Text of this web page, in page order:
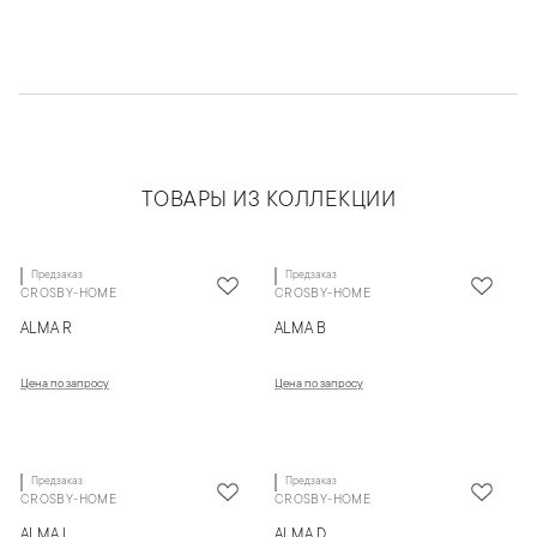
ТОВАРЫ ИЗ КОЛЛЕКЦИИ
Предзаказ
CROSBY-HOME
ALMA R
Цена по запросу
Предзаказ
CROSBY-HOME
ALMA B
Цена по запросу
Предзаказ
CROSBY-HOME
Предзаказ
CROSBY-HOME